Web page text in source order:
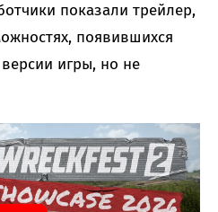
показали трейлер,
появившихся
игры, но не